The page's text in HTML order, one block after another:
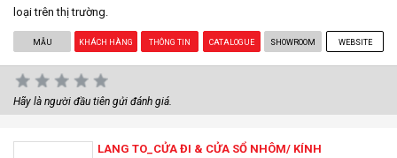
loại trên thị trường.
MẪU KHÁCH HÀNG THÔNG TIN CATALOGUE SHOWROOM WEBSITE
Hãy là người đầu tiên gửi đánh giá.
LANG TO_CỬA ĐI & CỬA SỔ NHÔM/ KÍNH